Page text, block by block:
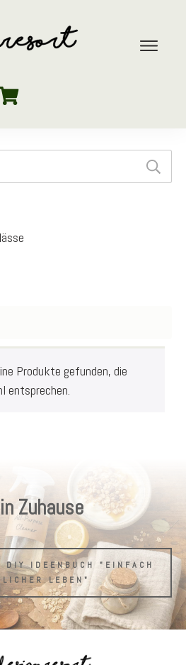
Produkte gefunden, die
entsprechen.
Zuhause
IDEENBUCH "EINFACH
LEBEN"